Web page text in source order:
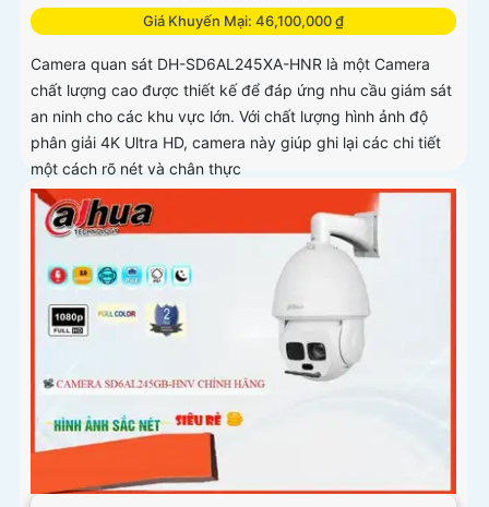
Giá Khuyến Mại: 46,100,000 ₫
Camera quan sát DH-SD6AL245XA-HNR là một Camera
chất lượng cao được thiết kế để đáp ứng nhu cầu giám sát
an ninh cho các khu vực lớn. Với chất lượng hình ảnh độ
phân giải 4K Ultra HD, camera này giúp ghi lại các chi tiết
một cách rõ nét và chân thực